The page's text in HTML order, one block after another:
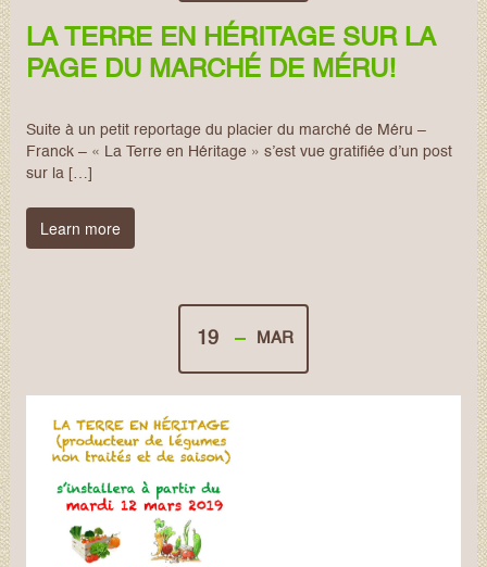
LA TERRE EN HÉRITAGE SUR LA
PAGE DU MARCHÉ DE MÉRU!
Suite à un petit reportage du placier du marché de Méru –
Franck – « La Terre en Héritage » s’est vue gratifiée d’un post
sur la […]
Learn more
19 MAR